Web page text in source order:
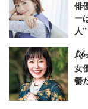
俳
ー
人
女
鬱